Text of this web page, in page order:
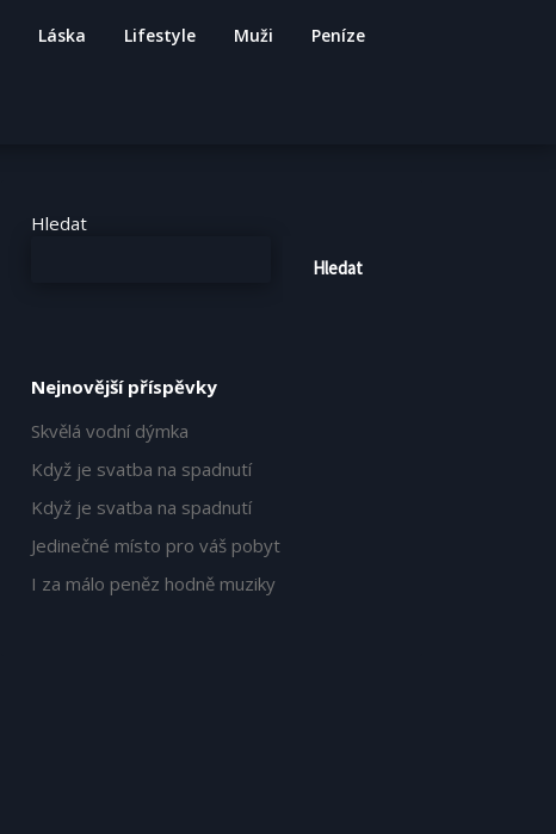
Láska Lifestyle Muži Peníze
Hledat
Hledat
Nejnovější příspěvky
Skvělá vodní dýmka
Když je svatba na spadnutí
Když je svatba na spadnutí
Jedinečné místo pro váš pobyt
I za málo peněz hodně muziky